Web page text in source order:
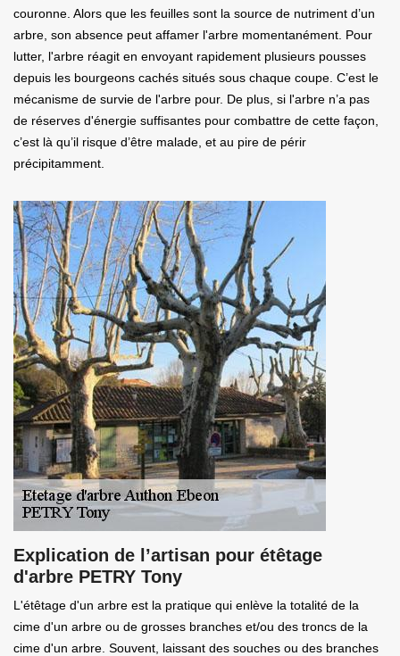
couronne. Alors que les feuilles sont la source de nutriment d’un
arbre, son absence peut affamer l'arbre momentanément. Pour
lutter, l'arbre réagit en envoyant rapidement plusieurs pousses
depuis les bourgeons cachés situés sous chaque coupe. C’est le
mécanisme de survie de l'arbre pour. De plus, si l'arbre n’a pas
de réserves d'énergie suffisantes pour combattre de cette façon,
c’est là qu’il risque d’être malade, et au pire de périr
précipitamment.
Explication de l’artisan pour étêtage
d'arbre PETRY Tony
L'étêtage d'un arbre est la pratique qui enlève la totalité de la
cime d'un arbre ou de grosses branches et/ou des troncs de la
cime d'un arbre. Souvent, laissant des souches ou des branches